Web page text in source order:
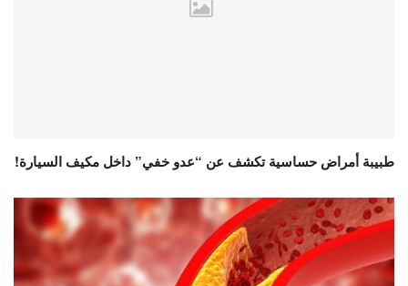
طبيبة أمراض حساسية تكشف عن “عدو خفي” داخل مكيف السيارة!